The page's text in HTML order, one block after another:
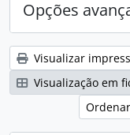
Opções
Visualizar
Visualização em